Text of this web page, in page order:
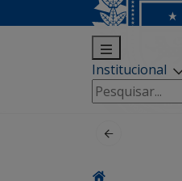
Institucional
Pesquisar
por: